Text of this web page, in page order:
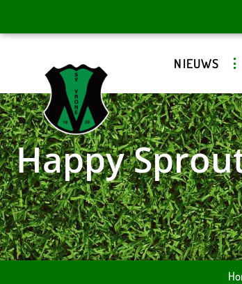
NIEUWS
Happy